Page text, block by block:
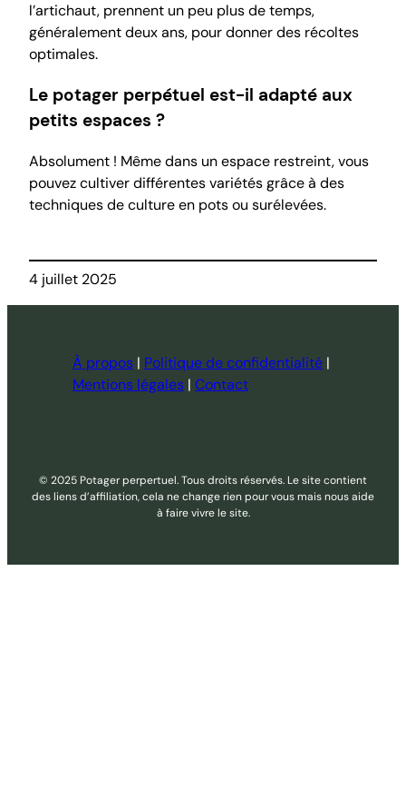
l’artichaut, prennent un peu plus de temps,
généralement deux ans, pour donner des récoltes
optimales.
Le potager perpétuel est-il adapté aux
petits espaces ?
Absolument ! Même dans un espace restreint, vous
pouvez cultiver différentes variétés grâce à des
techniques de culture en pots ou surélevées.
4 juillet 2025
À propos | Politique de confidentialité |
Mentions légales | Contact
© 2025 Potager perpertuel. Tous droits réservés. Le site contient
des liens d’affiliation, cela ne change rien pour vous mais nous aide
à faire vivre le site.